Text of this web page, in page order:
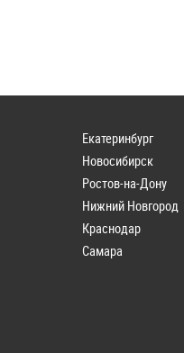
Екатеринбург
Новосибирск
Ростов-на-Дону
Нижний Новгород
Краснодар
Самара